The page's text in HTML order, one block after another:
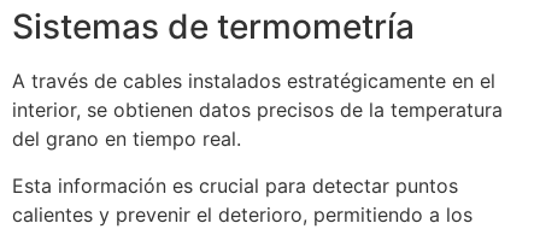
Sistemas de termometría
A través de cables instalados estratégicamente en el
interior, se obtienen datos precisos de la temperatura
del grano en tiempo real.
Esta información es crucial para detectar puntos
calientes y prevenir el deterioro, permitiendo a los